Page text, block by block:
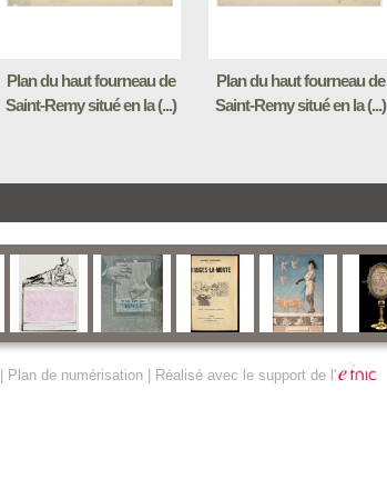
Plan du haut fourneau de
Saint-Remy situé en la (...)
Plan du haut fourneau de
Saint-Remy situé en la (...)
Plan de numérisation| Réalisé avec le support de l'